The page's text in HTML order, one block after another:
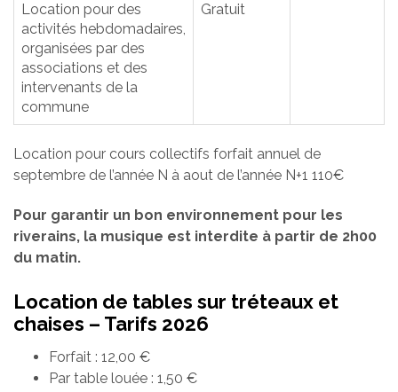
Location pour des
activités hebdomadaires,
organisées par des
associations et des
intervenants de la
commune
Gratuit
Location pour cours collectifs forfait annuel de
septembre de l’année N à aout de l’année N+1 110€
Pour garantir un bon environnement pour les
riverains, la musique est interdite à partir de 2h00
du matin.
Location de tables sur tréteaux et
chaises – Tarifs 2026
Forfait : 12,00 €
Par table louée : 1,50 €